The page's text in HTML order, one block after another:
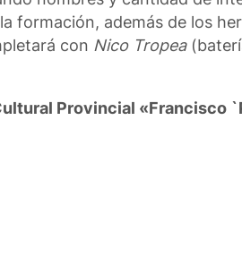
formación, además de los
con Nico Tropea
Provincial «Francisco